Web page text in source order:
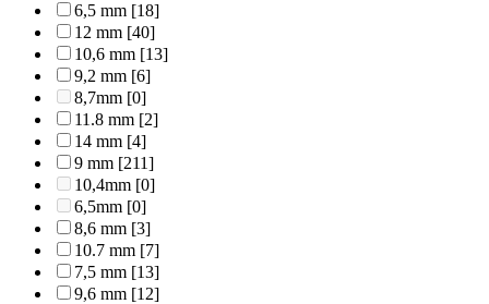
6,5 mm [18]
12 mm [40]
10,6 mm [13]
9,2 mm [6]
8,7mm [0]
11.8 mm [2]
14 mm [4]
9 mm [211]
10,4mm [0]
6,5mm [0]
8,6 mm [3]
10.7 mm [7]
7,5 mm [13]
9,6 mm [12]